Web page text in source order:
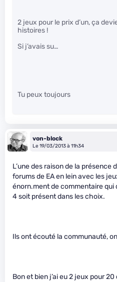
2 jeux pour le prix d’un, ça
histoires !
Si j’avais su…
Tu peux toujours
von-block
Le 19/03/2013 à 11h34
L’une des raison de la présence
forums de EA en lein avec les
énorn.ment de commentaire
4 soit présent dans les choix.
Ils ont écouté la communauté,
Bon et bien j’ai eu 2 jeux pour